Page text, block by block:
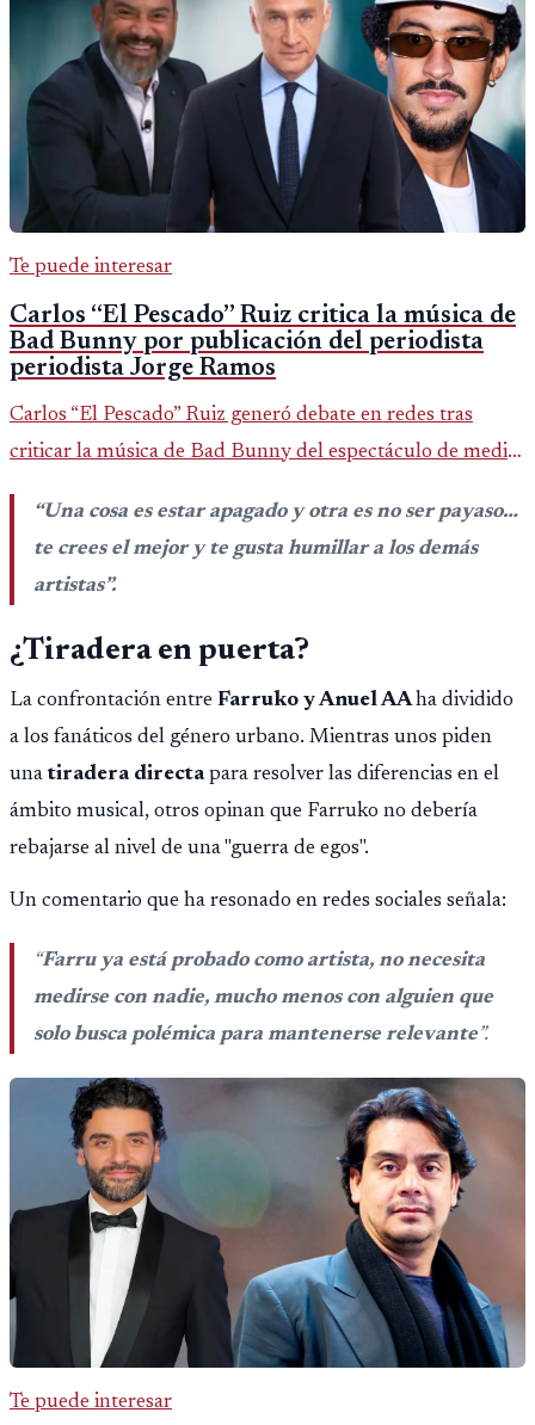
Te puede interesar
Carlos “El Pescado” Ruiz critica la música de
Bad Bunny por publicación del periodista
periodista Jorge Ramos
Carlos “El Pescado” Ruiz generó debate en redes tras
criticar la música de Bad Bunny del espectáculo de medio
tiempo del Super Bowl.
“Una cosa es estar apagado y otra es no ser payaso…
te crees el mejor y te gusta humillar a los demás
artistas”.
¿Tiradera en puerta?
La confrontación entre Farruko y Anuel AAha dividido
a los fanáticos del género urbano. Mientras unos piden
unatiradera directapara resolver las diferencias en el
ámbito musical, otros opinan que Farruko no debería
rebajarse al nivel de una "guerra de egos".
Un comentario que ha resonado en redes sociales señala:
“Farru ya está probado como artista, no necesita
medirse con nadie, mucho menos con alguien que
solo busca polémica para mantenerse relevante”.
Te puede interesar